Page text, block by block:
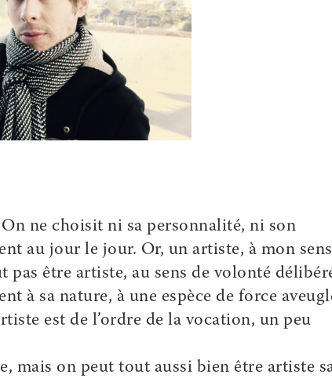
ne choisit ni sa personnalité, ni son
au jour le jour. Or, un artiste, à mon
être artiste, au sens de volonté
à sa nature, à une espèce de force
est de l’ordre de la vocation, un peu
mais on peut tout aussi bien être artiste